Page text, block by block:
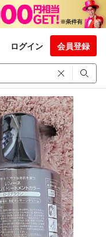
ログイン 会員登録